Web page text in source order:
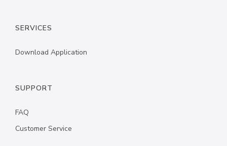
SERVICES
Download Application
SUPPORT
FAQ
Customer Service